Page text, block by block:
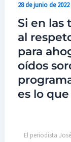
28 de junio de 2022
Si en las
al
para
oídos
es lo
El periodista
de
‘La
Clave’